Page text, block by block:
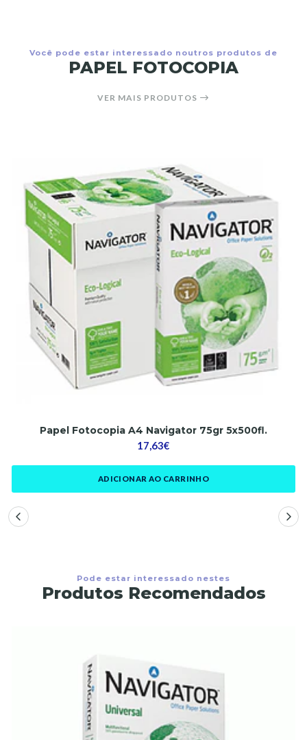
Você pode estar interessado noutros produtos de
PAPEL FOTOCOPIA
VER MAIS PRODUTOS
Papel Fotocopia A4 Navigator 75gr 5x500fl.
17,63€
ADICIONAR AO CARRINHO
Pode estar interessado nestes
Produtos Recomendados